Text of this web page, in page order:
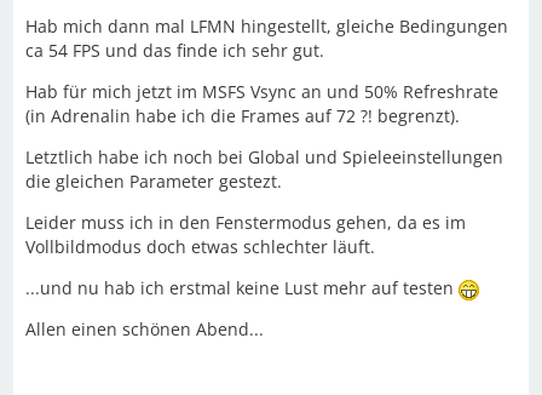
In den nächsten Tagen, werde ich mit den aktuellen
es sich dann entwickelt. Im Anschluss, versuche ich mal
mit den Einstellungen von Miguel und der genannten
Seite, herauszufinden wie die Unterschiede sind.
Hab mich dann mal LFMN hingestellt, gleiche Bedingungen
ca 54 FPS und das finde ich sehr gut.
Hab für mich jetzt im MSFS Vsync an und 50% Refreshrate
(in Adrenalin habe ich die Frames auf 72 ?! begrenzt).
Letztlich habe ich noch bei Global und Spieleeinstellungen
die gleichen Parameter gestezt.
Leider muss ich in den Fenstermodus gehen, da es im
Vollbildmodus doch etwas schlechter läuft.
...und nu hab ich erstmal keine Lust mehr auf testen
Allen einen schönen Abend...